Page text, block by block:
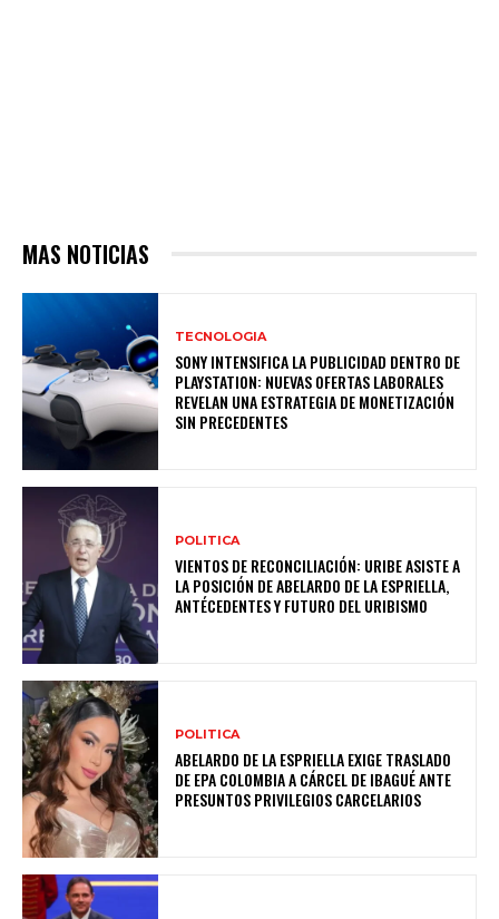
MAS NOTICIAS
TECNOLOGIA
SONY INTENSIFICA LA PUBLICIDAD DENTRO DE
PLAYSTATION: NUEVAS OFERTAS LABORALES
REVELAN UNA ESTRATEGIA DE MONETIZACIÓN
SIN PRECEDENTES
POLITICA
VIENTOS DE RECONCILIACIÓN: URIBE ASISTE A
LA POSICIÓN DE ABELARDO DE LA ESPRIELLA,
ANTÉCEDENTES Y FUTURO DEL URIBISMO
POLITICA
ABELARDO DE LA ESPRIELLA EXIGE TRASLADO
DE EPA COLOMBIA A CÁRCEL DE IBAGUÉ ANTE
PRESUNTOS PRIVILEGIOS CARCELARIOS